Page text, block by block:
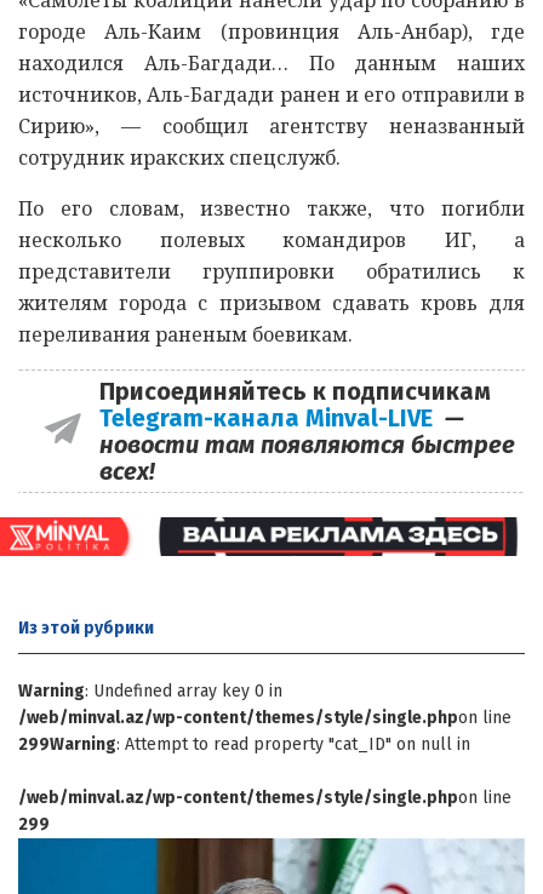
городе Аль-Каим (провинция Аль-Анбар), где
находился Аль-Багдади… По данным наших
источников, Аль-Багдади ранен и его отправили в
Сирию», — сообщил агентству неназванный
сотрудник иракских спецслужб.
По его словам, известно также, что погибли
несколько полевых командиров ИГ, а
представители группировки обратились к
жителям города с призывом сдавать кровь для
переливания раненым боевикам.
Присоединяйтесь к подписчикам
Telegram-канала Minval-LIVE —
новости там появляются быстрее
всех!
Из этой рубрики
Warning: Undefined array key 0 in
/web/minval.az/wp-content/themes/style/single.phpon line
299Warning: Attempt to read property "cat_ID" on null in
/web/minval.az/wp-content/themes/style/single.phpon line
299